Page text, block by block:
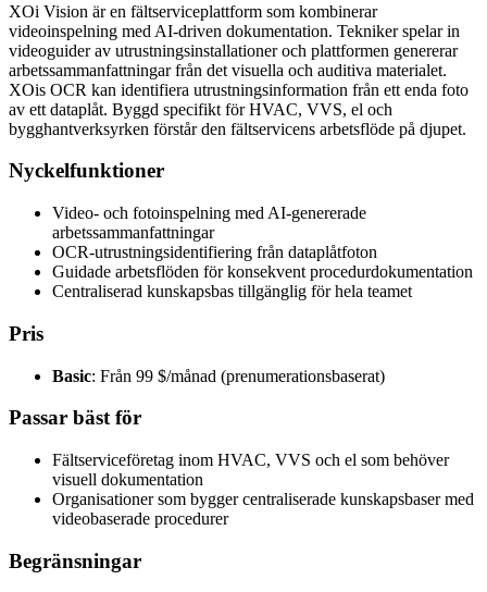
XOi Vision är en fältserviceplattform som kombinerar
videoinspelning med AI-driven dokumentation. Tekniker spelar in
videoguider av utrustningsinstallationer och plattformen genererar
arbetssammanfattningar från det visuella och auditiva materialet.
XOis OCR kan identifiera utrustningsinformation från ett enda foto
av ett dataplåt. Byggd specifikt för HVAC, VVS, el och
bygghantverksyrken förstår den fältservicens arbetsflöde på djupet.
Nyckelfunktioner
Video- och fotoinspelning med AI-genererade
arbetssammanfattningar
OCR-utrustningsidentifiering från dataplåtfoton
Guidade arbetsflöden för konsekvent procedurdokumentation
Centraliserad kunskapsbas tillgänglig för hela teamet
Pris
Basic: Från 99 $/månad (prenumerationsbaserat)
Passar bäst för
Fältserviceföretag inom HVAC, VVS och el som behöver
visuell dokumentation
Organisationer som bygger centraliserade kunskapsbaser med
videobaserade procedurer
Begränsningar